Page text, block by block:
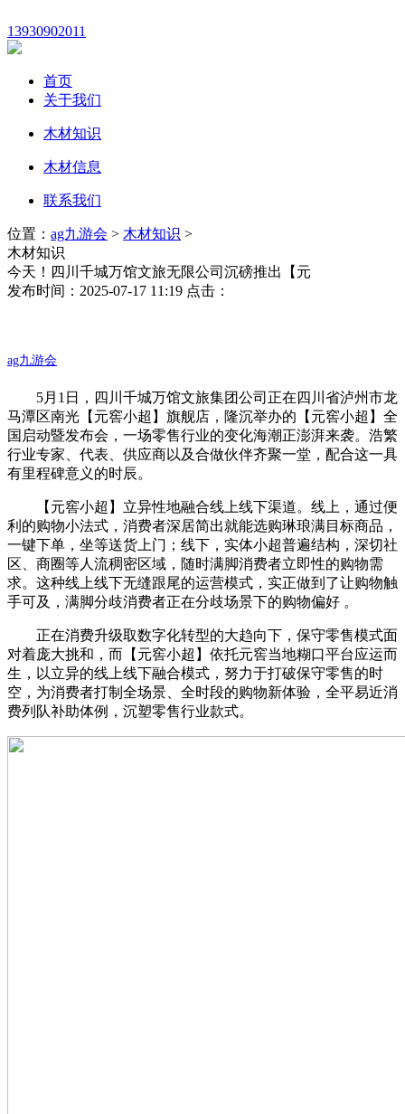
13930902011
首页
关于我们
木材知识
木材信息
联系我们
位置： ag九游会 > 木材知识 >
木材知识
今天！四川千城万馆文旅无限公司沉磅推出【元
发布时间：2025-07-17 11:19 点击：
ag九游会
5月1日，四川千城万馆文旅集团公司正在四川省泸州市龙
马潭区南光【元窖小超】旗舰店，隆沉举办的【元窖小超】全
国启动暨发布会，一场零售行业的变化海潮正澎湃来袭。浩繁
行业专家、代表、供应商以及合做伙伴齐聚一堂，配合这一具
有里程碑意义的时辰。
【元窖小超】立异性地融合线上线下渠道。线上，通过便
利的购物小法式，消费者深居简出就能选购琳琅满目标商品，
一键下单，坐等送货上门；线下，实体小超普遍结构，深切社
区、商圈等人流稠密区域，随时满脚消费者立即性的购物需
求。这种线上线下无缝跟尾的运营模式，实正做到了让购物触
手可及，满脚分歧消费者正在分歧场景下的购物偏好 。
正在消费升级取数字化转型的大趋向下，保守零售模式面
对着庞大挑和，而【元窖小超】依托元窖当地糊口平台应运而
生，以立异的线上线下融合模式，努力于打破保守零售的时
空，为消费者打制全场景、全时段的购物新体验，全平易近消
费列队补助体例，沉塑零售行业款式。